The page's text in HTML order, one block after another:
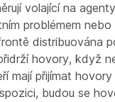
volající na
problémem
distribuována
hovory, když
mají přijímat
budou se